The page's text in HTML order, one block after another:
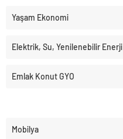
Yaşam Ekonomi
Elektrik, Su, Yenilenebilir Enerji
Emlak Konut GYO
Mobilya